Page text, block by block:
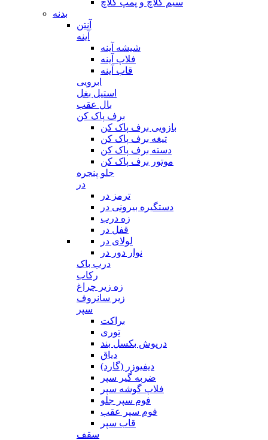
سیم کلاچ و پمپ کلاچ
بدنه
آنتن
آینه
شیشه آینه
فلاپ آینه
قاب آینه
ابرویی
استیل بغل
بال عقب
برف پاک کن
بازویی برف پاک کن
تیغه برف پاک کن
دسته برف پاک کن
موتور برف پاک کن
جلو پنجره
در
ترمز در
دستگیره بیرونی در
زه درب
قفل در
لولای در
نوار دور در
درب باک
رکاب
زه زیر چراغ
زیر سانروف
سپر
براکت
توری
درپوش بکسل بند
دیاق
دیفیوزر (گارد)
ضربه گیر سپر
فلاپ گوشه سپر
فوم سپر جلو
فوم سپر عقب
قاب سپر
سقف